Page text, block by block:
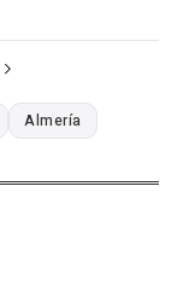
Almería